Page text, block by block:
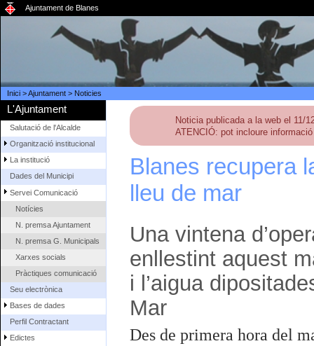
Ajuntament de Blanes
Inici>Ajuntament> Noticies
L'Ajuntament
Salutació de l'Alcalde
Organització institucional
La institució
Dades del Municipi
Servei Comunicació
Notícies
N. premsa Ajuntament
N. premsa G. Municipals
Xarxes socials
Pràctiques comunicació
Seu electrònica
Bases de dades
Perfil Contractant
Edictes
Noticia publicada a la web el 11/
ATENCIÓ: pot incloure
Blanes recupera
lleu de mar
Una vintena
enllestint aquest
i l’aigua
Mar
Des de primera hora del